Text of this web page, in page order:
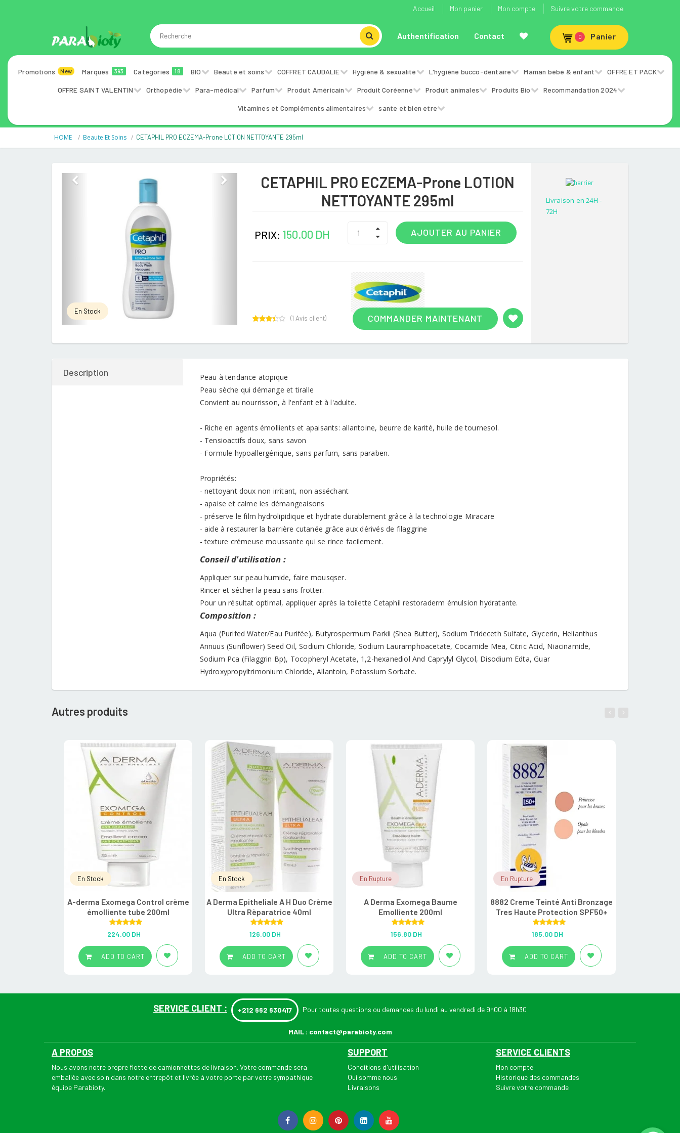
Accueil Mon panier Mon compte Suivre votre commande
Authentification Contact 0 Panier
Promotions New Marques 393 Catégories 18 BIO Beaute et soins COFFRET CAUDALIE Hygiène & sexualité L'hygiène bucco-dentaire Maman bébé & enfant OFFRE ET PACK
OFFRE SAINT VALENTIN Orthopédie Para-médical Parfum Produit Américain Produit Coréenne Produit animales Produits Bio Recommandation 2024
Vitamines et Compléments alimentaires sante et bien etre
HOME Beaute Et Soins CETAPHIL PRO ECZEMA-Prone LOTION NETTOYANTE 295ml
Previous
En Stock
CETAPHIL PRO ECZEMA-Prone LOTION
NETTOYANTE 295ml
PRIX: 150.00 DH AJOUTER AU PANIER
COMMANDER MAINTENANT
out of
rating
(1 Avis client)
Livraison en 24H -
72H
Description
Peau à tendance atopique
Peau sèche qui démange et tiralle
Convient au nourrisson, à l'enfant et à l'adulte.
- Riche en agents émollients et apaisants: allantoine, beurre de karité, huile de tournesol.
- Tensioactifs doux, sans savon
- Formule hypoallergénique, sans parfum, sans paraben.
Propriétés:
- nettoyant doux non irritant, non asséchant
- apaise et calme les démangeaisons
- préserve le film hydrolipidique et hydrate durablement grâce à la technologie Miracare
- aide à restaurer la barrière cutanée grâce aux dérivés de filaggrine
- texture crémeuse moussante qui se rince facilement.
Conseil d'utilisation :
Appliquer sur peau humide, faire mousqser.
Rincer et sécher la peau sans frotter.
Pour un résultat optimal, appliquer après la toilette Cetaphil restoraderm émulsion hydratante.
Composition :
Aqua (Purifed Water/Eau Purifée), Butyrospermum Parkii (Shea Butter), Sodium Trideceth Sulfate, Glycerin, Helianthus
Annuus (Sunflower) Seed Oil, Sodium Chloride, Sodium Lauramphoacetate, Cocamide Mea, Citric Acid, Niacinamide,
Sodium Pca (Filaggrin Bp), Tocopheryl Acetate, 1,2-hexanediol And Caprylyl Glycol, Disodium Edta, Guar
Hydroxypropyltrimonium Chloride, Allantoin, Potassium Sorbate.
Autres produits
En Stock
A-derma Exomega Control crème
émolliente tube 200ml
Rated 5.00
out of 5
224.00 DH
ADD TO CART
En Stock
A Derma Epitheliale A H Duo Crème
Ultra Rèparatrice 40ml
Rated 5.00
out of 5
126.00 DH
ADD TO CART
En Rupture
A Derma Exomega Baume
Emolliente 200ml
Rated 5.00
out of 5
156.80 DH
ADD TO CART
En Rupture
8882 Creme Teinté Anti Bronzage
Tres Haute Protection SPF50+
Rated 5.00
out of 5
185.00 DH
ADD TO CART
SERVICE CLIENT : +212 662 630417 Pour toutes questions ou demandes du lundi au vendredi de 9h00 à 18h30
MAIL : contact@parabioty.com
A PROPOS
Nous avons notre propre flotte de camionnettes de livraison. Votre commande sera
emballée avec soin dans notre entrepôt et livrée à votre porte par votre sympathique
équipe Parabioty.
SUPPORT
Conditions d'utilisation
Qui somme nous
Livraisons
SERVICE CLIENTS
Mon compte
Historique des commandes
Suivre votre commande